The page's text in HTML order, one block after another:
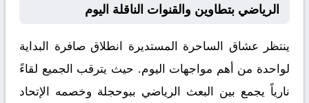
الرياضي بتطاوين والقنوات الناقلة اليوم
ينتظر عشاق الساحرة المستديرة انطلاق صافرة البداية
لواحدة من أهم مواجهات اليوم. حيث يترقب الجميع لقاءً
نارياً يجمع بين البعث الرياضي ببوحجلة وخصمه الإتحاد